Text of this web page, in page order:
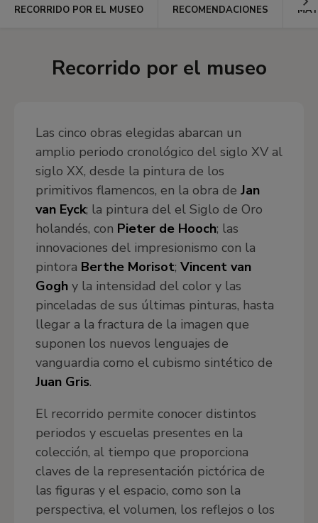
RECORRIDO POR EL MUSEO RECOMENDACIONES
Recorrido por el museo
Las cinco obras elegidas abarcan un
amplio periodo cronológico del siglo XV al
siglo XX, desde la pintura de los
primitivos flamencos, en la obra de Jan
van Eyck; la pintura del el Siglo de Oro
holandés, con Pieter de Hooch; las
innovaciones del impresionismo con la
pintora Berthe Morisot; Vincent van
Gogh y la intensidad del color y las
pinceladas de sus últimas pinturas, hasta
llegar a la fractura de la imagen que
suponen los nuevos lenguajes de
vanguardia como el cubismo sintético de
Juan Gris.
El recorrido permite conocer distintos
periodos y escuelas presentes en la
colección, al tiempo que proporciona
claves de la representación pictórica de
las figuras y el espacio, como son la
perspectiva, el volumen, los reflejos o los